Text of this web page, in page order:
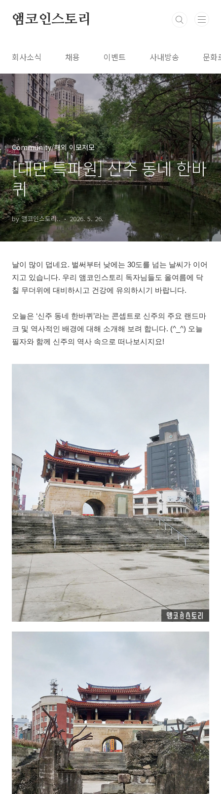
앰코인스토리
회사소식 채용 이벤트 사내방송 문화
Community/해외 이모저모
[대만 특파원] 신주 동네 한바
퀴
by 앰코인스토리.. 2026. 5. 26.
날이 많이 덥네요. 벌써부터 낮에는 30도를 넘는 날씨가 이어
지고 있습니다. 우리 앰코인스토리 독자님들도 올여름에 닥
칠 무더위에 대비하시고 건강에 유의하시기 바랍니다.
오늘은 ‘신주 동네 한바퀴’라는 콘셉트로 신주의 주요 랜드마
크 및 역사적인 배경에 대해 소개해 보려 합니다. (^_^) 오늘
필자와 함께 신주의 역사 속으로 떠나보시지요!